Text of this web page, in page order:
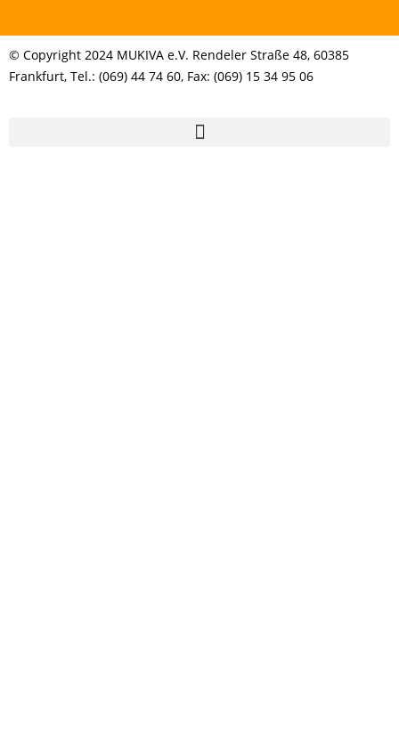
© Copyright 2024 MUKIVA e.V. Rendeler Straße 48, 60385
Frankfurt, Tel.: (069) 44 74 60, Fax: (069) 15 34 95 06